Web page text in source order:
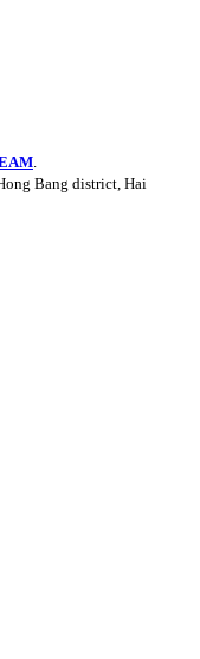
.
Bang district, Hai